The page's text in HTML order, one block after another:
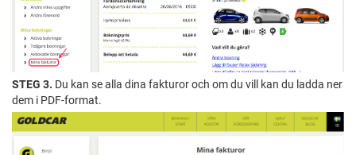
STEG 3. Du kan se alla dina fakturor och om du vill kan du ladda ner
dem i PDF-format.